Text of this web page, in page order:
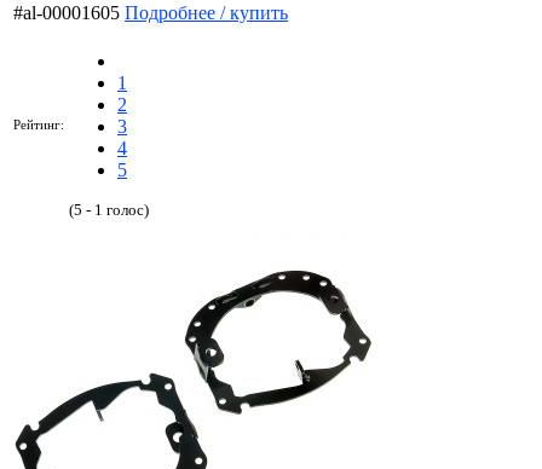
#al-00001605 Подробнее / купить
Рейтинг:
1
2
3
4
5
(5 - 1 голос)